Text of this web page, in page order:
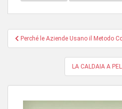
Navigazione
articoli
Perché le Aziende Usano il Metodo
LA CALDAIA A